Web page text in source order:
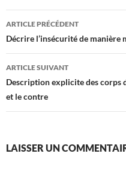
Navigation
des
articles
ARTICLE PRÉCÉDENT
Décrire l’insécurité de manière
ARTICLE SUIVANT
Description explicite des corps
et le contre
LAISSER UN